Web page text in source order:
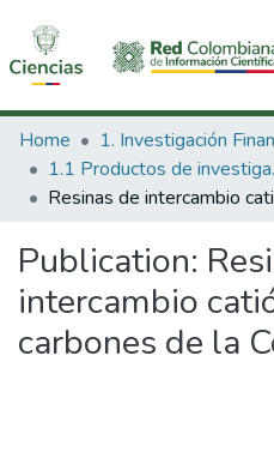
Communities & Collections
All of DSpace
Home
1.1
Publication:
intercambio
carbones de la